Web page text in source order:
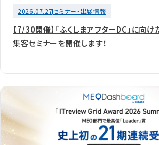
2026.07.27セミナー・出展情報
【7/30開催】「ふくしまアフターDC」に向け
集客セミナーを開催します！